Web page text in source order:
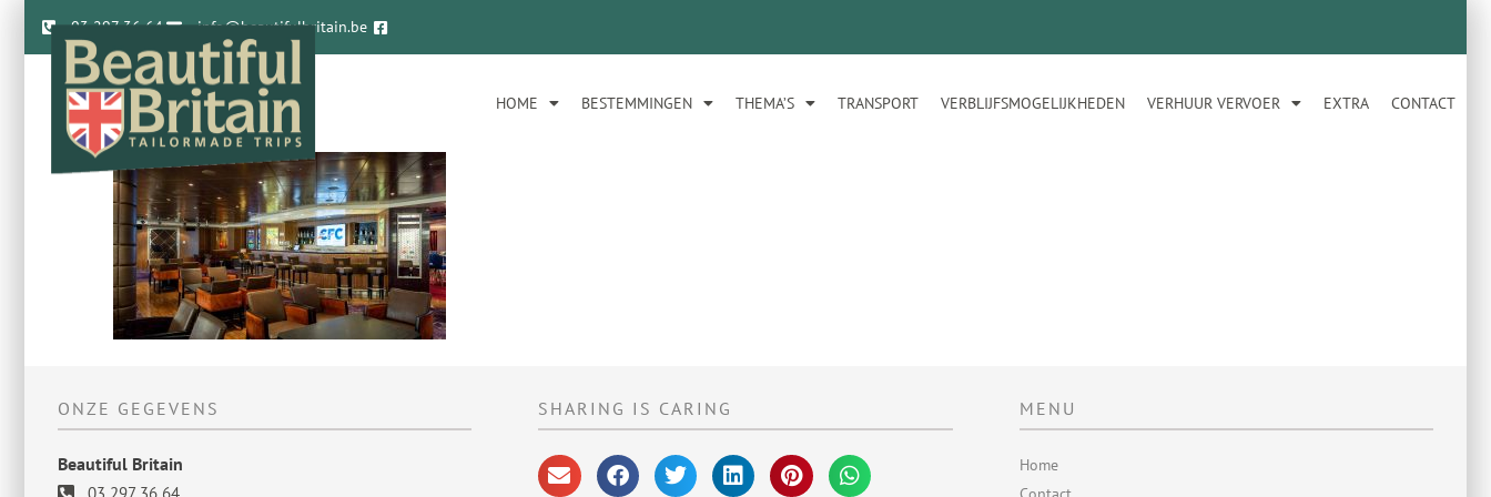
03 297 36 64 info@beautifulbritain.be
HOME BESTEMMINGEN THEMA’S TRANSPORT VERBLIJFSMOGELIJKHEDEN VERHUUR VERVOER EXTRA CONTACT
ONZE GEGEVENS
Beautiful Britain
SHARING IS CARING MENU
Home